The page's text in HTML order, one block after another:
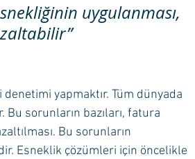
uygulanması,
yapmaktır. Tüm dünyada
sorunların bazıları, fatura
Bu sorunların
Esneklik çözümleri için öncelikle